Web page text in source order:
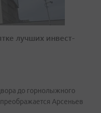
лучших инвест-
до горнолыжного
Арсеньев